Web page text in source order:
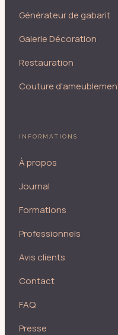
Générateur de gabarit
Galerie Décoration
Restauration
Couture
INFORMATIONS
À propos
Journal
Formations
Professionnels
Avis clients
Contact
FAQ
Presse